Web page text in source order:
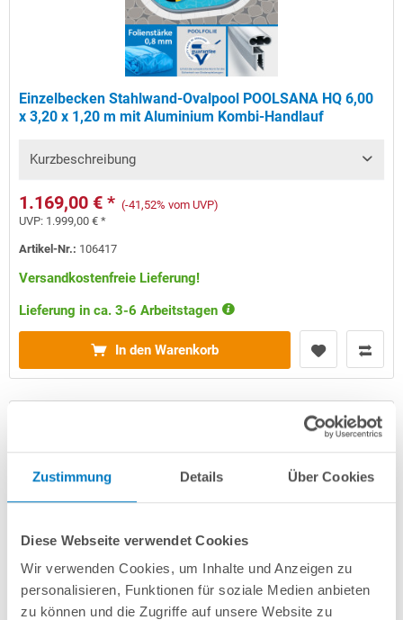
Zustimmung Details Über Cookies
Diese Webseite verwendet Cookies
Wir verwenden Cookies, um Inhalte und Anzeigen zu
personalisieren, Funktionen für soziale Medien anbieten
zu können und die Zugriffe auf unsere Website zu
Einzelbecken Stahlwand-Ovalpool POOLSANA HQ 6,00
x 3,20 x 1,20 m mit Aluminium Kombi-Handlauf
Kurzbeschreibung
1.169,00 € * (-41,52% vom UVP)
UVP: 1.999,00 € *
Artikel-Nr.: 106417
Versandkostenfreie Lieferung!
Lieferung in ca. 3-6 Arbeitstagen
In den Warenkorb
Stahlwand-Ovalpool PS HQ 6,00 x 3,20 x 1,20 m mit Alu-
Handlauf + blauer Folie 0,8mm | PLUS-Set